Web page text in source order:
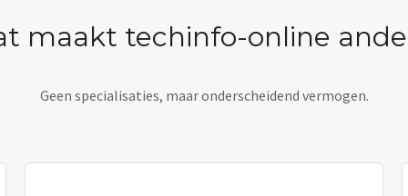
maakt techinfo-online
Geen specialisaties, maar onderscheidend vermogen.